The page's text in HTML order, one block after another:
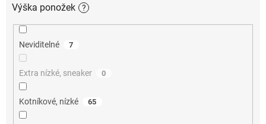
Výška ponožek ?
Neviditelné 7
Extra nízké, sneaker 0
Kotníkové, nízké 65